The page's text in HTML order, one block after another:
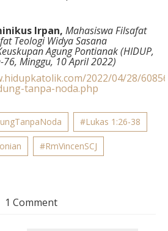
Irpan, Mahasiswa Filsafat
Teologi Widya Sasana
Agung Pontianak (HIDUP,
76, Minggu, 10 April 2022)
2022/04/28/
tanpa-noda.php
#Lukas 1:26-38
#RmVincenSCJ
1 Comment